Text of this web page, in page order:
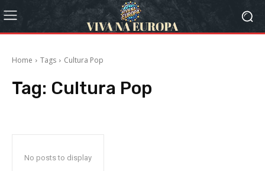
Home Tags Cultura Pop
Tag: Cultura Pop
No posts to display